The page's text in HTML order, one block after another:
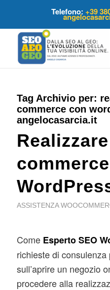
Telefono:+39
Tag Archivio per:
commerce con
angelocasarcia.it
ASSISTENZA
Come Esperto SEO
richieste di
sull’aprire un negozio
procedere alla